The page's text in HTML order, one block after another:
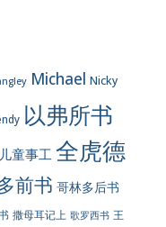
Michael Nicky
以弗所书
儿童事工 全虎德
前书 哥林多后书
撒母耳记上 歌罗西书 王